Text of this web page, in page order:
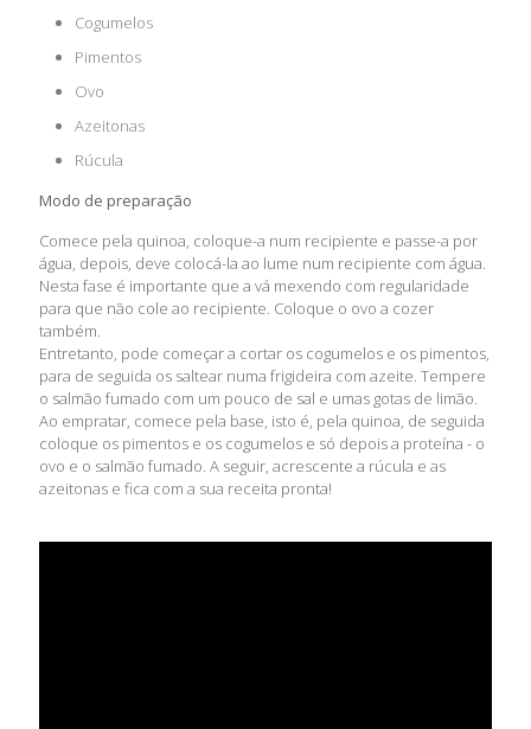
Cogumelos
Pimentos
Ovo
Azeitonas
Rúcula
Modo de preparação
Comece pela quinoa, coloque-a num recipiente e passe-a por
água, depois, deve colocá-la ao lume num recipiente com água.
Nesta fase é importante que a vá mexendo com regularidade
para que não cole ao recipiente. Coloque o ovo a cozer
também.
Entretanto, pode começar a cortar os cogumelos e os pimentos,
para de seguida os saltear numa frigideira com azeite. Tempere
o salmão fumado com um pouco de sal e umas gotas de limão.
Ao empratar, comece pela base, isto é, pela quinoa, de seguida
coloque os pimentos e os cogumelos e só depois a proteína - o
ovo e o salmão fumado. A seguir, acrescente a rúcula e as
azeitonas e fica com a sua receita pronta!